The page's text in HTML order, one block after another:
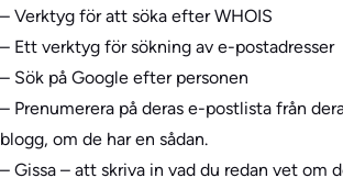
– Verktyg för att söka efter WHOIS
– Ett verktyg för sökning av e-postadresser
– Sök på Google efter personen
– Prenumerera på deras e-postlista från
blogg, om de har en sådan.
– Gissa – att skriva in vad du redan vet om